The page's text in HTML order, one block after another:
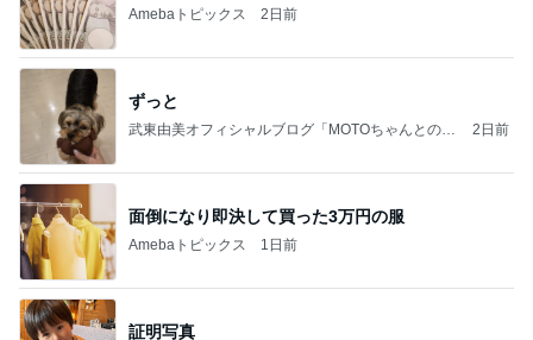
Amebaトピックス 2日前
ずっと
武東由美オフィシャルブログ「MOTOちゃんとのは
2日前
面倒になり即決して買った3万円の服
Amebaトピックス 1日前
証明写真